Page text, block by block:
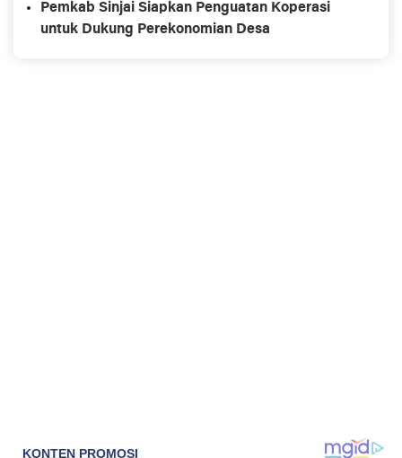
Pemkab Sinjai Siapkan Penguatan Koperasi
untuk Dukung Perekonomian Desa